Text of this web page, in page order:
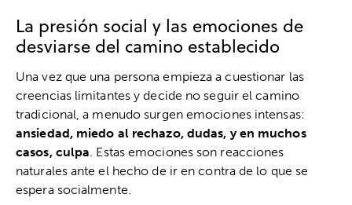
La presión social y las emociones de
desviarse del camino establecido
Una vez que una persona empieza a cuestionar las
creencias limitantes y decide no seguir el camino
tradicional, a menudo surgen emociones intensas:
ansiedad, miedo al rechazo, dudas, y en muchos
casos, culpa . Estas emociones son reacciones
naturales ante el hecho de ir en contra de lo que se
espera socialmente.